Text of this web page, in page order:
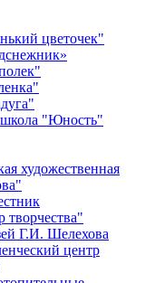
цветочек"
"Юность"
художественная
Г.И. Шелехова
центр